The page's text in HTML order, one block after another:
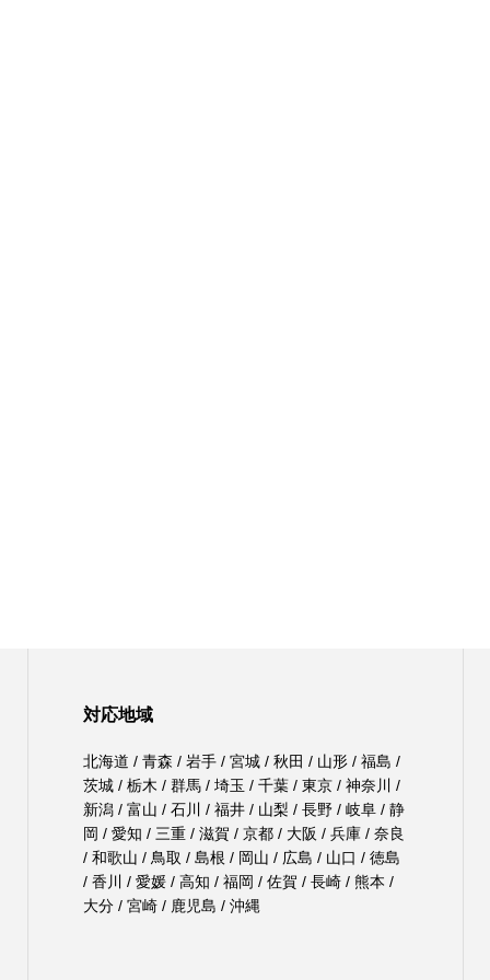
対応地域
北海道 / 青森 / 岩手 / 宮城 / 秋田 / 山形 / 福島 /
茨城 / 栃木 / 群馬 / 埼玉 / 千葉 / 東京 / 神奈川 /
新潟 / 富山 / 石川 / 福井 / 山梨 / 長野 / 岐阜 / 静
岡 / 愛知 / 三重 / 滋賀 / 京都 / 大阪 / 兵庫 / 奈良
/ 和歌山 / 鳥取 / 島根 / 岡山 / 広島 / 山口 / 徳島
/ 香川 / 愛媛 / 高知 / 福岡 / 佐賀 / 長崎 / 熊本 /
大分 / 宮崎 / 鹿児島 / 沖縄